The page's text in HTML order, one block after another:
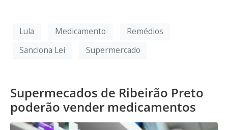
Lula Medicamento
Remédios
Sanciona Lei
Supermercado
Supermecados de Ribeirão Preto
poderão vender medicamentos